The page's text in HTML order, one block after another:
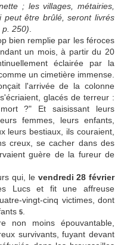
; les villages, métairies,
peut être brûlé, seront livrés
p. 250)
bien remplie par les féroces
un mois, à partir du 20
éclairée par la
un cimetière immense.
l'arrivée de la colonne
glacés de terreur :
?" Et saisissant leurs
femmes, leurs enfants,
leurs bestiaux, ils couraient,
creux, se cacher dans des
guère de la fureur de
qui, le vendredi 28 février
Lucs et fit une affreuse
vingt-cinq victimes, dont
5
non moins épouvantable,
survivants, fuyant devant